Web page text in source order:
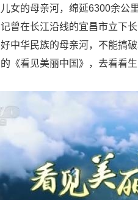
女的母亲河，绵延6300余公
曾在长江沿线的宜昌市立下
中华民族的母亲河，不能搞
《看见美丽中国》，去看看生